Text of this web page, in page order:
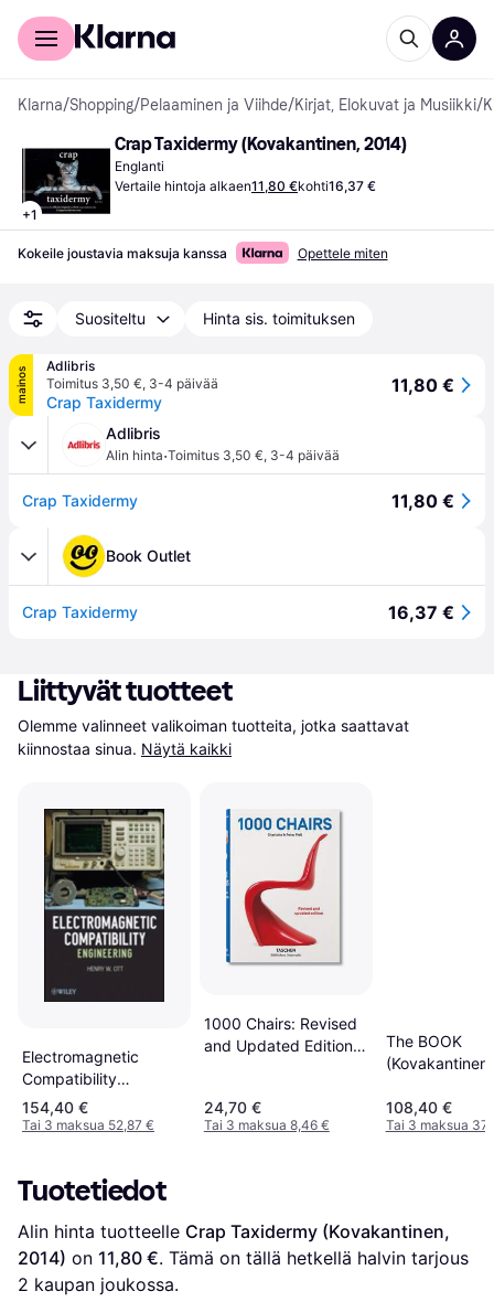
Kuluttajille
Klarna/Shopping/Pelaaminen ja Viihde/Kirjat, Elokuvat ja Musiikki/
+1
Crap Taxidermy (Kovakantinen, 2014)
Englanti
Vertaile hintoja alkaen11,80 €kohti16,37 €
Kokeile joustavia maksuja kanssa Opettele miten
Suositeltu Hinta sis. toimituksen
mainos
Adlibris
Toimitus 3,50 €, 3-4 päivää
Crap Taxidermy
11,80 €
Adlibris
Alin hinta·Toimitus 3,50 €, 3-4 päivää
Crap Taxidermy 11,80 €
Book Outlet
Crap Taxidermy 16,37 €
Liittyvät tuotteet
Olemme valinneet valikoiman tuotteita, jotka saattavat
kiinnostaa sinua. Näytä kaikki
Electromagnetic
Compatibility
Engineering
(Kovakantinen, 2009)
154,40 €
Tai 3 maksua 52,87 €
1000 Chairs: Revised
and Updated Edition
24,70 €
Tai 3 maksua 8,46 €
The BOOK
108,40 €
Tai 3 maksua
Tuotetiedot
Alin hinta tuotteelle Crap Taxidermy (Kovakantinen,
2014) on 11,80 €
2 kaupan joukossa.